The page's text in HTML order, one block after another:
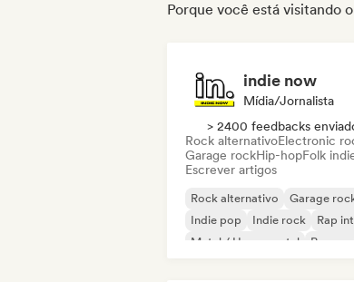
Porque você está visitando
indie now
Mídia/Jornalista
> 2400 feedbacks
Rock alternativoElectronic
Garage rockHip-hopFolk
Escrever artigos
Rock alternativo Garage
Indie pop
Indie rock
Rap
Metal / Heavy metal
Pop